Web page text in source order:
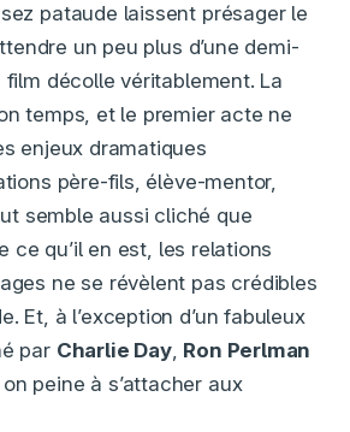
pataude laissent présager le
un peu plus d’une demi-
décolle véritablement. La
temps, et le premier acte ne
enjeux dramatiques
père-fils, élève-mentor,
semble aussi cliché que
ce qu’il en est, les relations
ne se révèlent pas crédibles
Et, à l’exception d’un fabuleux
par Charlie Day, Ron Perlman
on peine à s’attacher aux